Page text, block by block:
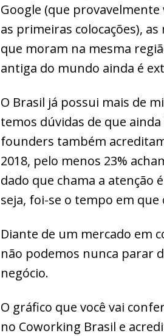
Google (que
as primeiras colocações),
que moram na mesma
antiga do mundo ainda é
O Brasil já possui mais de
temos dúvidas de que
founders também
2018, pelo menos 23%
dado que chama a atenção
seja, foi-se o tempo em
Diante de um mercado em
não podemos nunca parar
negócio.
O gráfico que você vai
no Coworking Brasil e